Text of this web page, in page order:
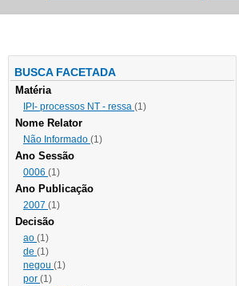
BUSCA FACETADA
Matéria
IPI- processos NT - ressa (1)
Nome Relator
Não Informado (1)
Ano Sessão
0006 (1)
Ano Publicação
2007 (1)
Decisão
ao (1)
de (1)
negou (1)
por (1)